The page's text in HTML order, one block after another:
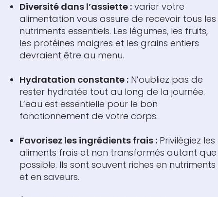
Diversité dans l’assiette : varier votre
alimentation vous assure de recevoir tous les
nutriments essentiels. Les légumes, les fruits,
les protéines maigres et les grains entiers
devraient être au menu.
Hydratation constante : N’oubliez pas de
rester hydratée tout au long de la journée.
L’eau est essentielle pour le bon
fonctionnement de votre corps.
Favorisez les ingrédients frais : Privilégiez les
aliments frais et non transformés autant que
possible. Ils sont souvent riches en nutriments
et en saveurs.